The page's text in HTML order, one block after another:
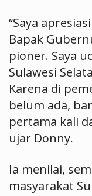
“Saya
Bapak
pioner. Saya
Sulawesi
Karena di
belum ada,
pertama kali
ujar Donny.
Ia menilai,
masyarakat